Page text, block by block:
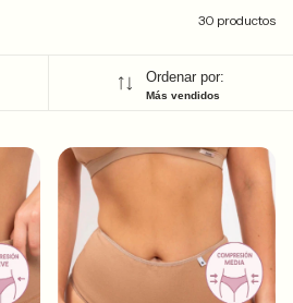
30 productos
Ordenar por:
Más vendidos